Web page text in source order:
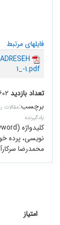
فایلهای مرتبط
1_-1.pdf
تعداد بازدید
برچسب:مقالات
یادگیرنده
کلیدواژه (keyword):
نویسی، پرده
محمدرضا
امتیاز